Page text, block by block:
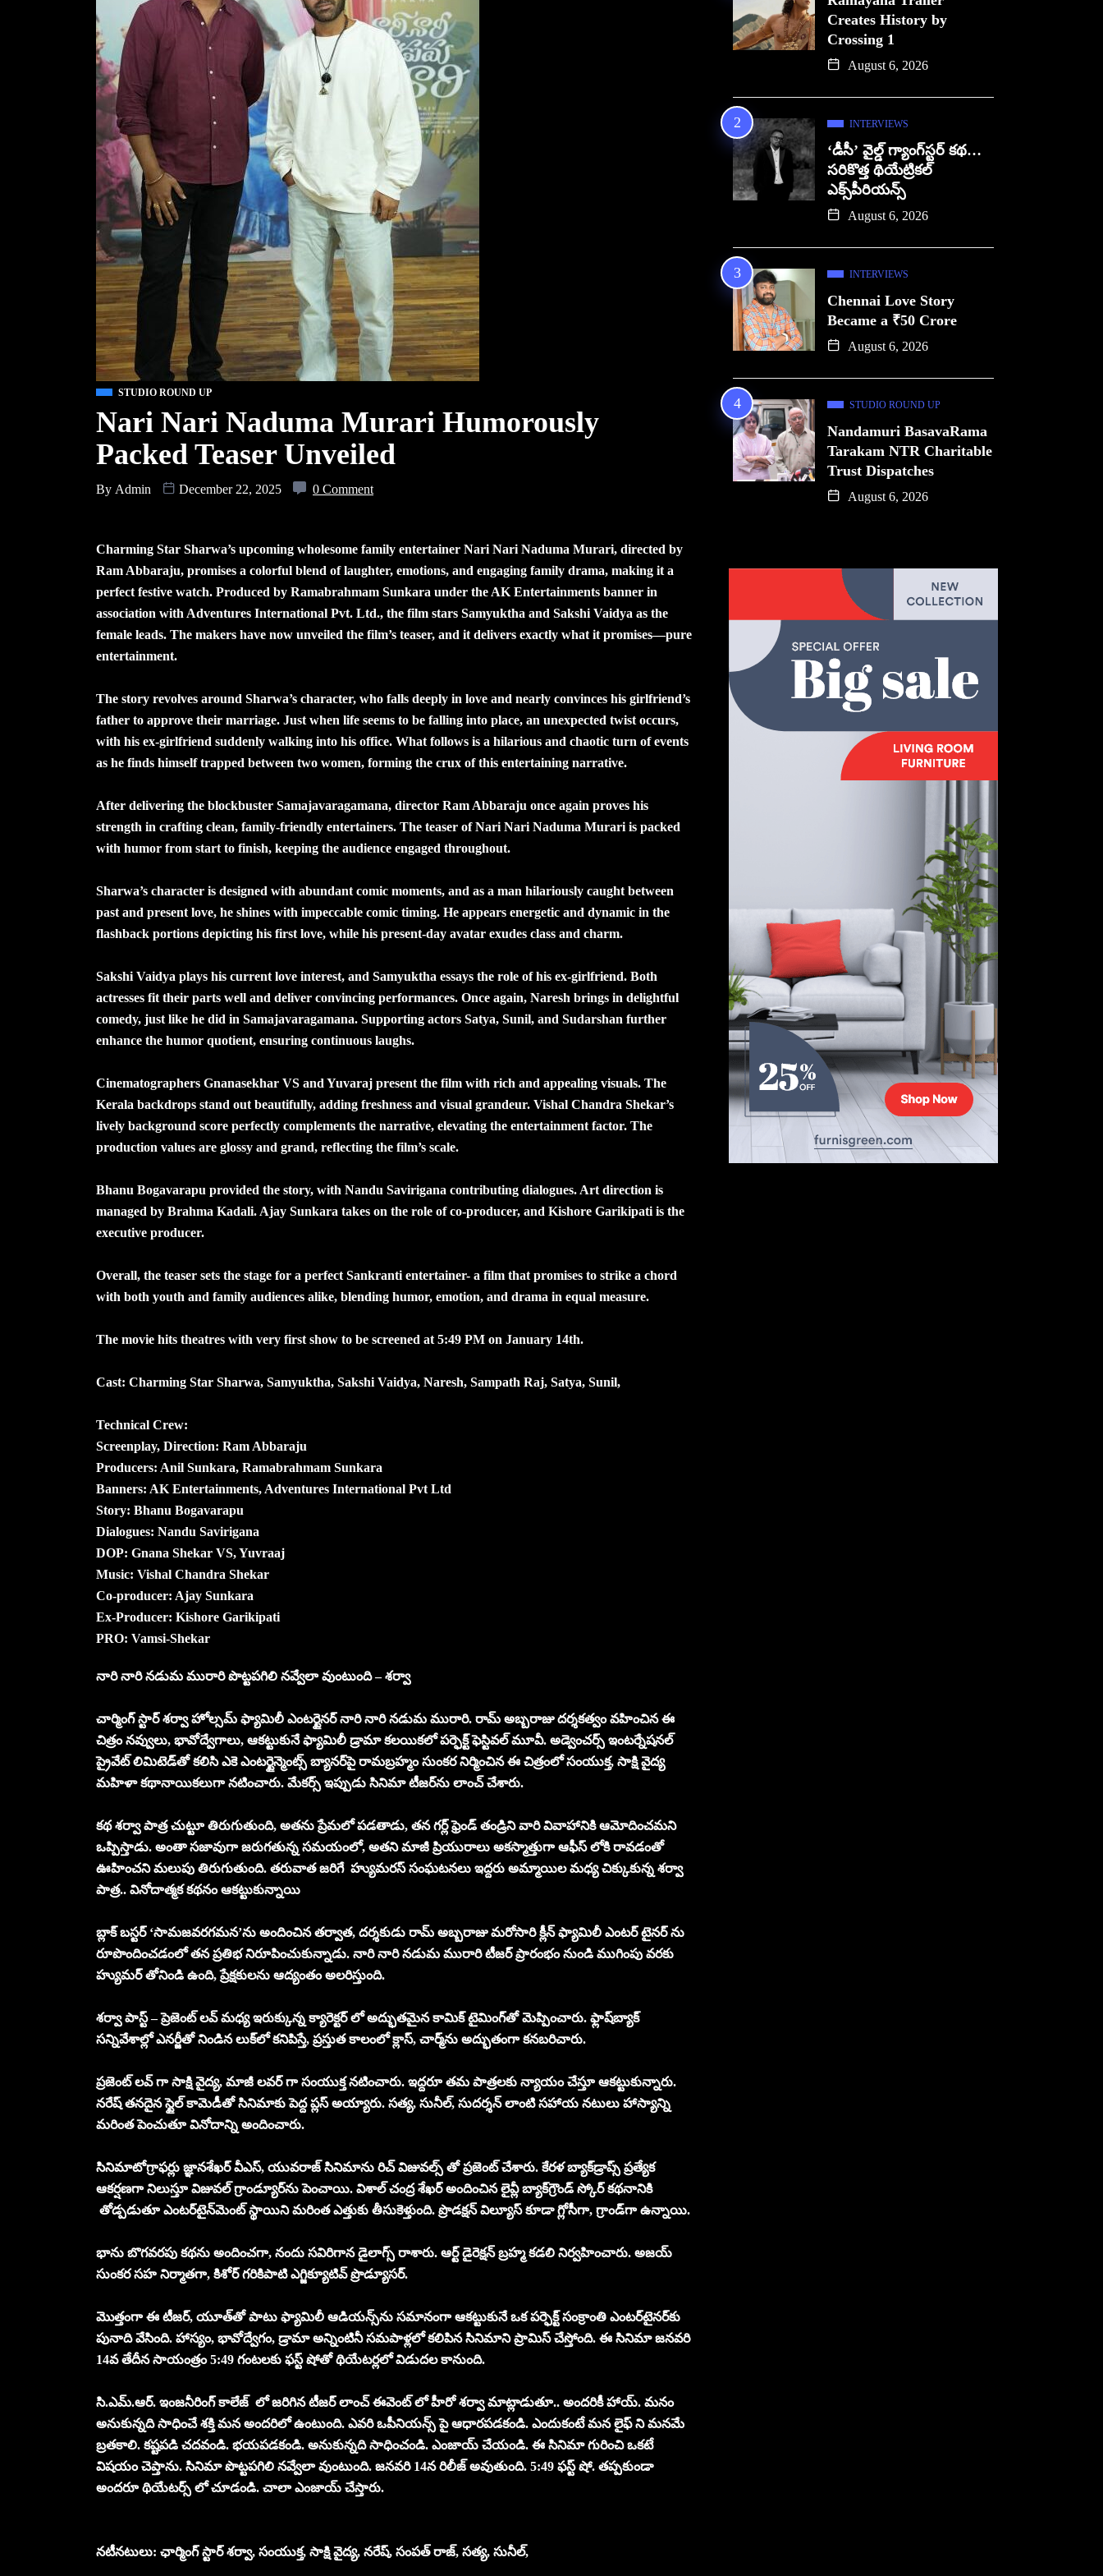
STUDIO ROUND UP
Nari Nari Naduma Murari Humorously
Packed Teaser Unveiled
By Admin December 22, 2025 0 Comment
Charming Star Sharwa’s upcoming wholesome family entertainer Nari Nari Naduma Murari, directed by
Ram Abbaraju, promises a colorful blend of laughter, emotions, and engaging family drama, making it a
perfect festive watch. Produced by Ramabrahmam Sunkara under the AK Entertainments banner in
association with Adventures International Pvt. Ltd., the film stars Samyuktha and Sakshi Vaidya as the
female leads. The makers have now unveiled the film’s teaser, and it delivers exactly what it promises—pure
entertainment.
The story revolves around Sharwa’s character, who falls deeply in love and nearly convinces his girlfriend’s
father to approve their marriage. Just when life seems to be falling into place, an unexpected twist occurs,
with his ex-girlfriend suddenly walking into his office. What follows is a hilarious and chaotic turn of events
as he finds himself trapped between two women, forming the crux of this entertaining narrative.
After delivering the blockbuster Samajavaragamana, director Ram Abbaraju once again proves his
strength in crafting clean, family-friendly entertainers. The teaser of Nari Nari Naduma Murari is packed
with humor from start to finish, keeping the audience engaged throughout.
Sharwa’s character is designed with abundant comic moments, and as a man hilariously caught between
past and present love, he shines with impeccable comic timing. He appears energetic and dynamic in the
flashback portions depicting his first love, while his present-day avatar exudes class and charm.
Sakshi Vaidya plays his current love interest, and Samyuktha essays the role of his ex-girlfriend. Both
actresses fit their parts well and deliver convincing performances. Once again, Naresh brings in delightful
comedy, just like he did in Samajavaragamana. Supporting actors Satya, Sunil, and Sudarshan further
enhance the humor quotient, ensuring continuous laughs.
Cinematographers Gnanasekhar VS and Yuvaraj present the film with rich and appealing visuals. The
Kerala backdrops stand out beautifully, adding freshness and visual grandeur. Vishal Chandra Shekar’s
lively background score perfectly complements the narrative, elevating the entertainment factor. The
production values are glossy and grand, reflecting the film’s scale.
Bhanu Bogavarapu provided the story, with Nandu Savirigana contributing dialogues. Art direction is
managed by Brahma Kadali. Ajay Sunkara takes on the role of co-producer, and Kishore Garikipati is the
executive producer.
Overall, the teaser sets the stage for a perfect Sankranti entertainer- a film that promises to strike a chord
with both youth and family audiences alike, blending humor, emotion, and drama in equal measure.
The movie hits theatres with very first show to be screened at 5:49 PM on January 14th.
Cast: Charming Star Sharwa, Samyuktha, Sakshi Vaidya, Naresh, Sampath Raj, Satya, Sunil,
Technical Crew:
Screenplay, Direction: Ram Abbaraju
Producers: Anil Sunkara, Ramabrahmam Sunkara
Banners: AK Entertainments, Adventures International Pvt Ltd
Story: Bhanu Bogavarapu
Dialogues: Nandu Savirigana
DOP: Gnana Shekar VS, Yuvraaj
Music: Vishal Chandra Shekar
Co-producer: Ajay Sunkara
Ex-Producer: Kishore Garikipati
PRO: Vamsi-Shekar
నారి నారి నడుమ మురారి పొట్టపగిలి నవ్వేలా వుంటుంది – శర్వా
చార్మింగ్ స్టార్ శర్వా హోల్సమ్ ఫ్యామిలీ ఎంటర్టైనర్ నారి నారి నడుమ మురారి. రామ్ అబ్బరాజు దర్శకత్వం వహించిన ఈ
చిత్రం నవ్వులు, భావోద్వేగాలు, ఆకట్టుకునే ఫ్యామిలీ డ్రామా కలయికలో పర్ఫెక్ట్ ఫెస్టివల్ మూవీ. అడ్వెంచర్స్ ఇంటర్నేషనల్
ప్రైవేట్ లిమిటెడ్‌తో కలిసి ఎకె ఎంటర్టైన్మెంట్స్ బ్యానర్‌పై రామబ్రహ్మం సుంకర నిర్మించిన ఈ చిత్రంలో సంయుక్త, సాక్షి వైద్య
మహిళా కథానాయికలుగా నటించారు. మేకర్స్ ఇప్పుడు సినిమా టీజర్‌ను లాంచ్ చేశారు.
కథ శర్వా పాత్ర చుట్టూ తిరుగుతుంది, అతను ప్రేమలో పడతాడు, తన గర్ల్ ఫ్రెండ్ తండ్రిని వారి వివాహానికి ఆమోదించమని
ఒప్పిస్తాడు. అంతా సజావుగా జరుగతున్న సమయంలో, అతని మాజీ ప్రియురాలు అకస్మాత్తుగా ఆఫీస్ లోకి రావడంతో
ఊహించని మలుపు తిరుగుతుంది. తరువాత జరిగే హ్యుమరస్ సంఘటనలు ఇద్దరు అమ్మాయిల మధ్య చిక్కుకున్న శర్వా
పాత్ర.. వినోదాత్మక కథనం ఆకట్టుకున్నాయి
బ్లాక్ బస్టర్ ‘సామజవరగమన’ను అందించిన తర్వాత, దర్శకుడు రామ్ అబ్బరాజు మరోసారి క్లీన్ ఫ్యామిలీ ఎంటర్ టైనర్ ను
రూపొందించడంలో తన ప్రతిభ నిరూపించుకున్నాడు. నారి నారి నడుమ మురారి టీజర్ ప్రారంభం నుండి ముగింపు వరకు
హ్యుమర్ తోనిండి ఉంది, ప్రేక్షకులను ఆద్యంతం అలరిస్తుంది.
శర్వా పాస్ట్ – ప్రెజెంట్ లవ్ మధ్య ఇరుక్కున్న క్యారెక్టర్ లో అద్భుతమైన కామిక్ టైమింగ్‌తో మెప్పించారు. ఫ్లాష్‌బ్యాక్
సన్నివేశాల్లో ఎనర్జీతో నిండిన లుక్‌లో కనిపిస్తే, ప్రస్తుత కాలంలో క్లాస్‌, చార్మ్‌ను అద్భుతంగా కనబరిచారు.
ప్రజెంట్ లవ్ గా సాక్షి వైద్య, మాజీ లవర్ గా సంయుక్త నటించారు. ఇద్దరూ తమ పాత్రలకు న్యాయం చేస్తూ ఆకట్టుకున్నారు.
నరేష్ తనదైన స్టైల్ కామెడీతో సినిమాకు పెద్ద ప్లస్ అయ్యారు. సత్య, సునీల్, సుదర్శన్ లాంటి సహాయ నటులు హాస్యాన్ని
మరింత పెంచుతూ వినోదాన్ని అందించారు.
సినిమాటోగ్రాఫర్లు జ్ఞానశేఖర్ వీఎస్, యువరాజ్ సినిమాను రిచ్ విజువల్స్ తో ప్రజెంట్ చేశారు. కేరళ బ్యాక్‌డ్రాప్స్ ప్రత్యేక
ఆకర్షణగా నిలుస్తూ విజువల్ గ్రాండ్యూర్‌ను పెంచాయి. విశాల్ చంద్ర శేఖర్ అందించిన లైవ్లీ బ్యాక్‌గ్రౌండ్ స్కోర్ కథనానికి
తోడ్పడుతూ ఎంటర్‌టైన్‌మెంట్ స్థాయిని మరింత ఎత్తుకు తీసుకెళ్తుంది. ప్రొడక్షన్ విల్యూస్ కూడా గ్లోసీగా, గ్రాండ్‌గా ఉన్నాయి.
భాను బొగవరపు కథను అందించగా, నందు సవిరిగాన డైలాగ్స్ రాశారు. ఆర్ట్ డైరెక్షన్ బ్రహ్మ కడలి నిర్వహించారు. అజయ్
సుంకర సహ నిర్మాతగా, కిశోర్ గరికిపాటి ఎగ్జిక్యూటివ్ ప్రొడ్యూసర్‌.
మొత్తంగా ఈ టీజర్, యూత్‌తో పాటు ఫ్యామిలీ ఆడియన్స్‌ను సమానంగా ఆకట్టుకునే ఒక పర్ఫెక్ట్ సంక్రాంతి ఎంటర్‌టైనర్‌కు
పునాది వేసింది. హాస్యం, భావోద్వేగం, డ్రామా అన్నింటినీ సమపాళ్లలో కలిపిన సినిమాని ప్రామిస్ చేస్తోంది. ఈ సినిమా జనవరి
14వ తేదీన సాయంత్రం 5:49 గంటలకు ఫస్ట్ షోతో థియేటర్లలో విడుదల కానుంది.
సి.ఎమ్.ఆర్. ఇంజనీరింగ్ కాలేజ్ లో జరిగిన టీజర్ లాంచ్ ఈవెంట్ లో హీరో శర్వా మాట్లాడుతూ.. అందరికీ హాయ్. మనం
అనుకున్నది సాధించే శక్తి మన అందరిలో ఉంటుంది. ఎవరి ఒపీనియన్స్ పై ఆధారపడకండి. ఎందుకంటే మన లైఫ్ ని మనమే
బ్రతకాలి. కష్టపడి చదవండి. భయపడకండి. అనుకున్నది సాధించండి. ఎంజాయ్ చేయండి. ఈ సినిమా గురించి ఒకటే
విషయం చెప్తాను. సినిమా పొట్టపగిలి నవ్వేలా వుంటుంది. జనవరి 14న రిలీజ్ అవుతుంది. 5:49 ఫస్ట్ షో. తప్పకుండా
అందరూ థియేటర్స్ లో చూడండి. చాలా ఎంజాయ్ చేస్తారు.
నటీనటులు: ఛార్మింగ్ స్టార్ శర్వా, సంయుక్త, సాక్షి వైద్య, నరేష్, సంపత్ రాజ్, సత్య, సునీల్,
Creates History by
Crossing 1
August 6, 2026
INTERVIEWS
‘డీసీ’ వైల్డ్ గ్యాంగ్‌స్టర్ కథ…
సరికొత్త థియేట్రికల్
ఎక్స్‌పీరియన్స్
August 6, 2026
INTERVIEWS
Chennai Love Story
Became a ₹50 Crore
August 6, 2026
STUDIO ROUND UP
Nandamuri BasavaRama
Tarakam NTR Charitable
Trust Dispatches
August 6, 2026